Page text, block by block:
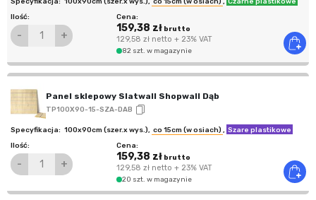
- +
159,38 złbrutto
129,58 złnetto + 23% VAT
82 szt. w magazynie
Panel sklepowy Slatwall Shopwall Dąb
TP100X90-15-SZA-DAB
100x90cm (szer.x wys.), co 15cm (w osiach) , Szare plastikowe
- +
159,38 złbrutto
129,58 złnetto + 23% VAT
20 szt. w magazynie